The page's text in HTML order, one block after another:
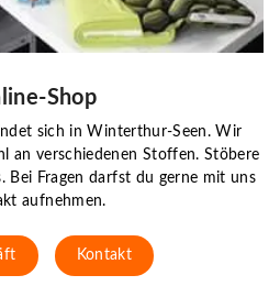
Shop
sich in Winterthur-Seen. Wir
an verschiedenen Stoffen. Stöbere
Bei Fragen darfst du gerne mit uns
aufnehmen.
Kontakt